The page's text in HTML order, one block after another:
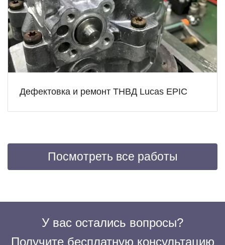
Дефектовка и ремонт ТНВД Lucas EPIC
Посмотреть все работы
У вас остались вопросы?
Получите бесплатную консультацию